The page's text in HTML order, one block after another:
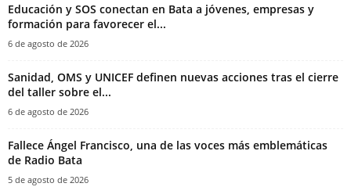
Educación y SOS conectan en Bata a jóvenes, empresas y
formación para favorecer el...
6 de agosto de 2026
Sanidad, OMS y UNICEF definen nuevas acciones tras el cierre
del taller sobre el...
6 de agosto de 2026
Fallece Ángel Francisco, una de las voces más emblemáticas
de Radio Bata
5 de agosto de 2026